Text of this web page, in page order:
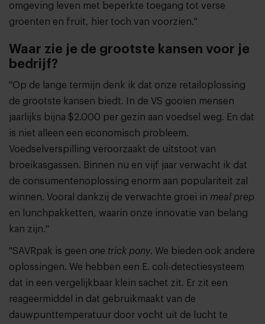
omgeving leven met beperkte toegang tot verse
groenten en fruit, hier toch van voorzien."
Waar zie je de grootste kansen voor je
bedrijf?
"Op de lange termijn denk ik dat onze retailoplossing
de grootste kansen biedt. In de VS gooien mensen
jaarlijks bijna $2.000 per gezin aan voedsel weg. En dat
is niet alleen een economisch probleem.
Voedselverspilling veroorzaakt de uitstoot van
broeikasgassen. Binnen nu en vijf jaar verwacht ik dat
de consumentenoplossing enorm aan populariteit zal
winnen. Vooral dankzij de verwachte groei in meal prep
en lunchpakketten, waarin onze innovatie van belang
kan zijn."
"SAVRpak is geen one trick pony. We bieden ook andere
oplossingen. We hebben een E. coli-detectiesysteem
dat in een vergelijkbaar klein sachet zit. Er zit een
reageermiddel in dat gebruikmaakt van de
dauwpunttemperatuur door vocht uit de lucht te